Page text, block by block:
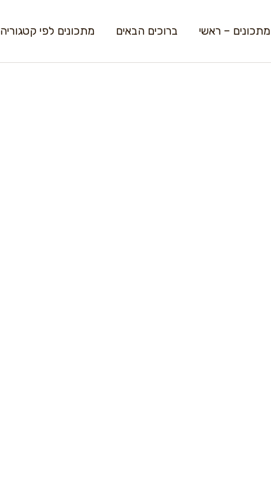
מתכונים – ראשי ברוכים הבאים מתכונים לפי קטגוריה